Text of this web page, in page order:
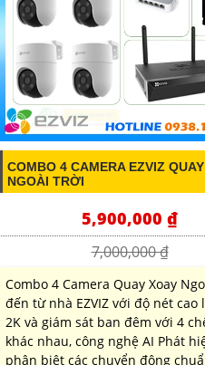
COMBO 4 CAMERA EZVIZ
NGOÀI TRỜI
5,900,000 ₫
7,000,000 ₫
Combo 4 Camera Quay Xoay
đến từ nhà EZVIZ với độ nét cao
2K và giám sát ban đêm với 4
khác nhau, công nghệ AI Phát
phân biệt các chuyển động